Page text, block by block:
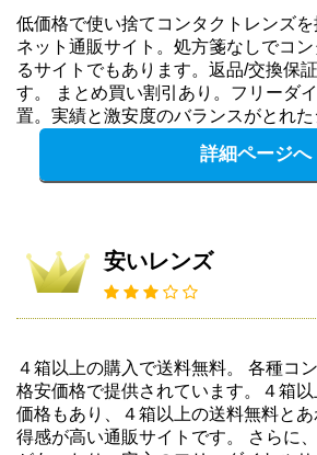
低価格で使い捨てコンタクトレンズ
ネット通販サイト。処方箋なしでコ
るサイトでもあります。返品/交換保
す。 まとめ買い割引あり。フリーダ
置。実績と激安度のバランスがとれた
詳細ページへ
安いレンズ
４箱以上の購入で送料無料。 各種コ
格安価格で提供されています。４箱
価格もあり、４箱以上の送料無料と
得感が高い通販サイトです。 さらに